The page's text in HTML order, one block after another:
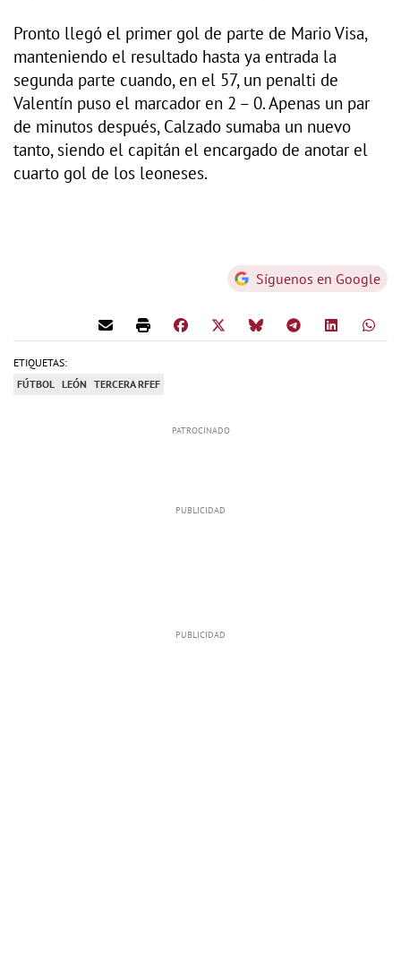
Pronto llegó el primer gol de parte de Mario Visa,
manteniendo el resultado hasta ya entrada la
segunda parte cuando, en el 57, un penalti de
Valentín puso el marcador en 2 – 0. Apenas un par
de minutos después, Calzado sumaba un nuevo
tanto, siendo el capitán el encargado de anotar el
cuarto gol de los leoneses.
Síguenos en Google
ETIQUETAS:
FÚTBOL
LEÓN TERCERA RFEF